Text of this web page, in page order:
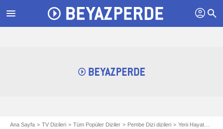
menu profil search
Ana Sayfa TV Dizileri Tüm Popüler Diziler Pembe Dizi dizileri Yeni Hayat